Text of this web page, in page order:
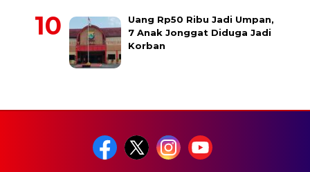
Uang Rp50 Ribu Jadi Umpan,
7 Anak Jonggat Diduga Jadi
Korban